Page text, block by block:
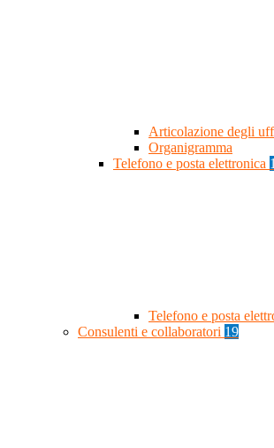
Articolazione degli
Organigramma
Telefono e posta elettronica 1
Telefono e posta
Consulenti e collaboratori 19